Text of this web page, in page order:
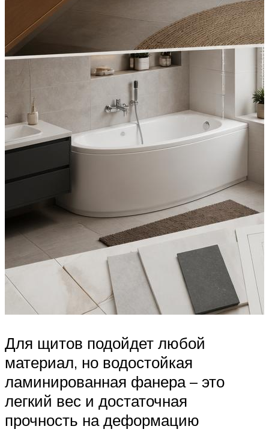
Для щитов подойдет любой
материал, но водостойкая
ламинированная фанера – это
легкий вес и достаточная
прочность на деформацию